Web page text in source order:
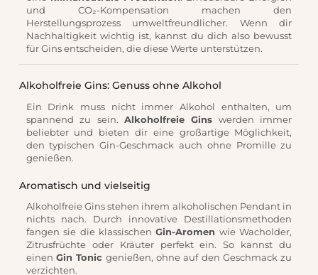
und CO₂-Kompensation machen den
Herstellungsprozess umweltfreundlicher. Wenn dir
Nachhaltigkeit wichtig ist, kannst du dich also bewusst
für Gins entscheiden, die diese Werte unterstützen.
Alkoholfreie Gins: Genuss ohne Alkohol
Ein Drink muss nicht immer Alkohol enthalten, um
spannend zu sein.
Alkoholfreie Gins werden immer
beliebter und bieten dir eine großartige Möglichkeit,
den typischen Gin-Geschmack auch ohne Promille zu
genießen.
Aromatisch und vielseitig
Alkoholfreie Gins stehen ihrem alkoholischen Pendant in
nichts nach. Durch innovative Destillationsmethoden
fangen sie die klassischen Gin-Aromen wie Wacholder,
Zitrusfrüchte oder Kräuter perfekt ein. So kannst du
einen Gin Tonic genießen, ohne auf den Geschmack zu
verzichten.